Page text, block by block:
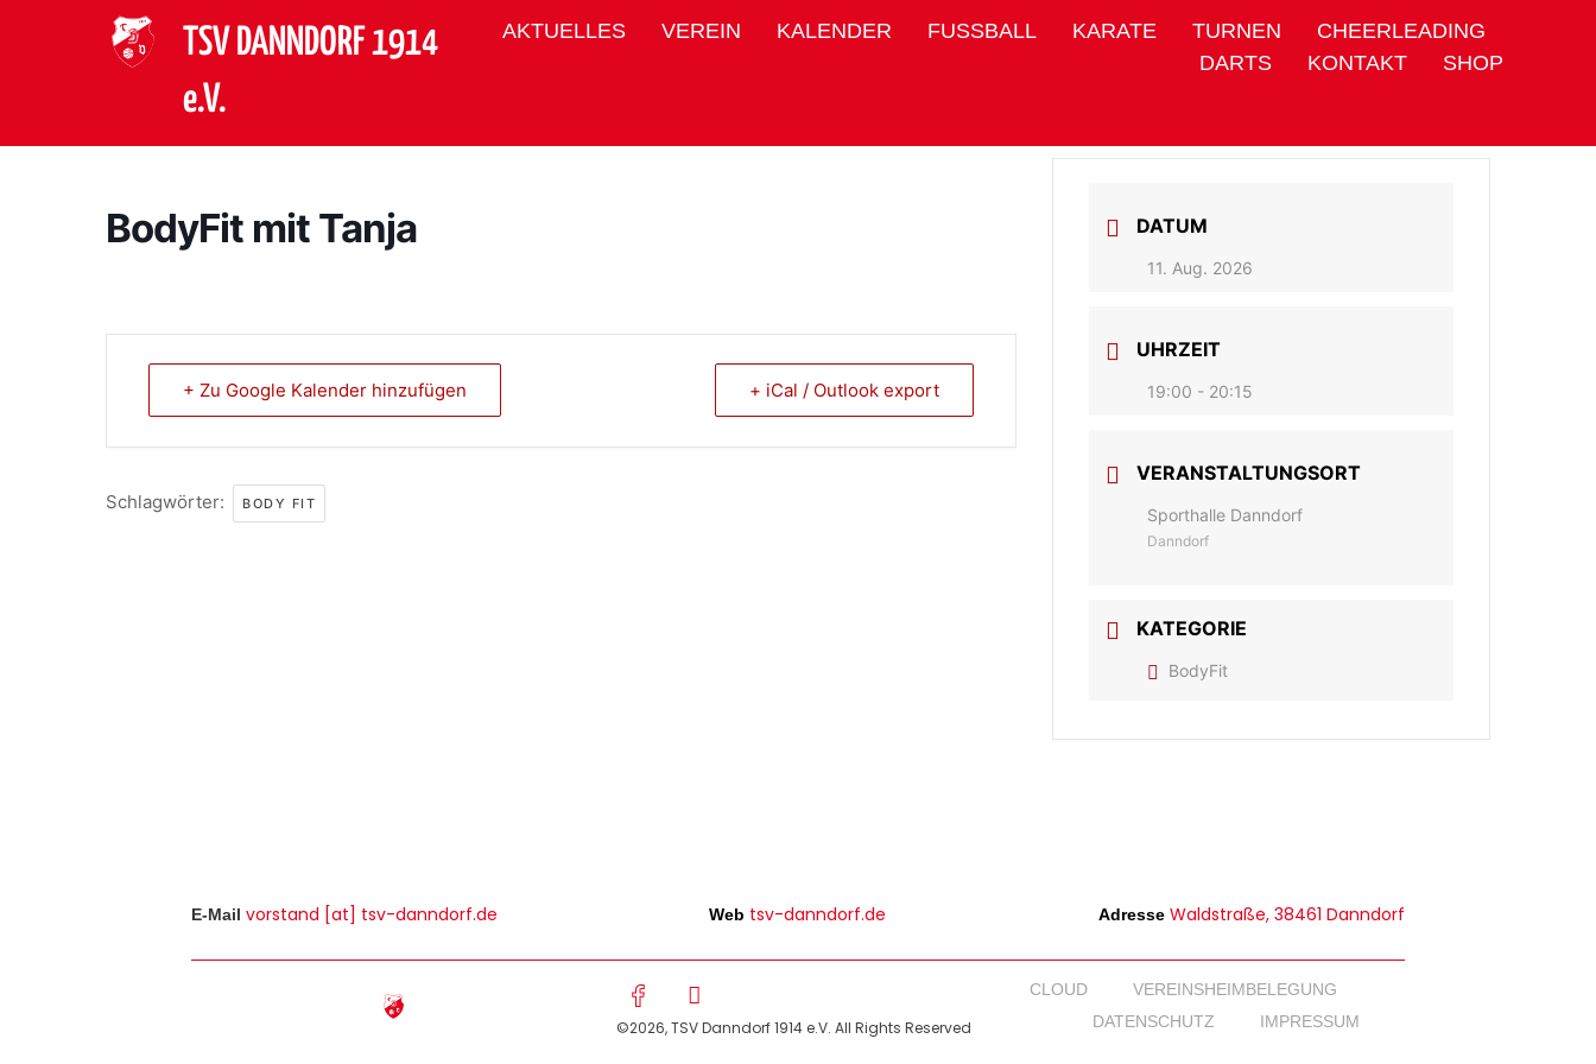
TSV DANNDORF 1914
e.V.
AKTUELLES VEREIN KALENDER FUSSBALL KARATE TURNEN
CHEERLEADING
DARTS
KONTAKT SHOP
BodyFit mit Tanja
+ Zu Google Kalender hinzufügen + iCal / Outlook export
Schlagwörter: BODY FIT
DATUM
11. Aug. 2026
UHRZEIT
19:00 - 20:15
VERANSTALTUNGSORT
Sporthalle Danndorf
Danndorf
KATEGORIE
BodyFit
E-Mail vorstand [at] tsv-danndorf.de Web tsv-danndorf.de AdresseWaldstraße, 38461 Danndorf
©2026, TSV Danndorf 1914 e.V. All Rights Reserved
CLOUD
VEREINSHEIMBELEGUNG
DATENSCHUTZ
IMPRESSUM